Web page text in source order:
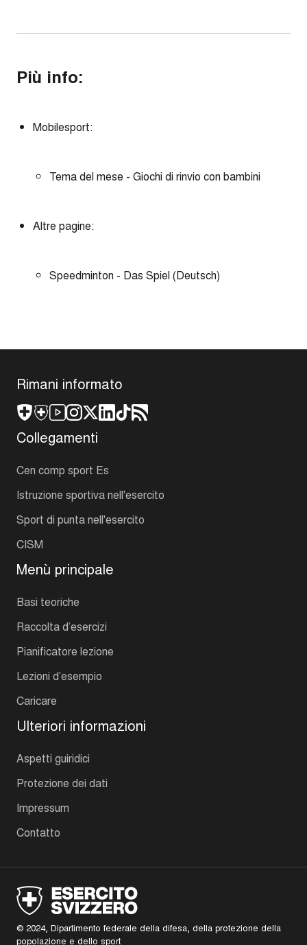
Più info:
Mobilesport:
Tema del mese - Giochi di rinvio con bambini
Altre pagine:
Speedminton - Das Spiel (Deutsch)
Rimani informato
Collegamenti
Cen comp sport Es
Istruzione sportiva nell'esercito
Sport di punta nell'esercito
CISM
Menù principale
Basi teoriche
Raccolta d’esercizi
Pianificatore lezione
Lezioni d’esempio
Caricare
Ulteriori informazioni
Aspetti guiridici
Protezione dei dati
Impressum
Contatto
© 2024, Dipartimento federale della difesa, della protezione della
popolazione e dello sport